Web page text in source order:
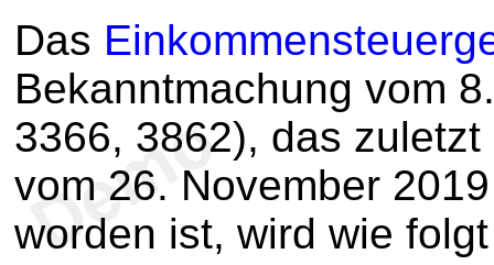
Das
Bekanntmachung vom
3366, 3862), das
vom 26. November
worden ist, wird wie